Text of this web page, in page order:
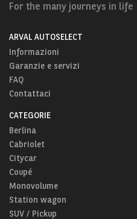
For the many journeys in life
ARVAL AUTOSELECT
Informazioni
Garanzie e servizi
FAQ
Contattaci
CATEGORIE
Berlina
Cabriolet
Citycar
Coupé
Monovolume
Station wagon
SUV / Pickup